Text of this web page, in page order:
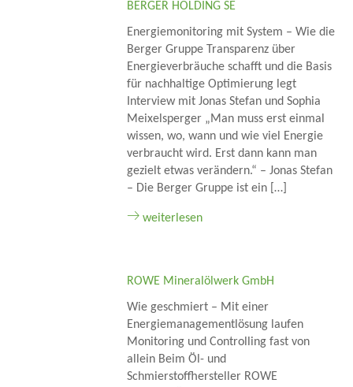
BERGER HOLDING SE
Energiemonitoring mit System – Wie die
Berger Gruppe Transparenz über
Energieverbräuche schafft und die Basis
für nachhaltige Optimierung legt
Interview mit Jonas Stefan und Sophia
Meixelsperger „Man muss erst einmal
wissen, wo, wann und wie viel Energie
verbraucht wird. Erst dann kann man
gezielt etwas verändern.“ – Jonas Stefan
– Die Berger Gruppe ist ein […]
weiterlesen
ROWE Mineralölwerk GmbH
Wie geschmiert – Mit einer
Energiemanagementlösung laufen
Monitoring und Controlling fast von
allein Beim Öl- und
Schmierstoffhersteller ROWE